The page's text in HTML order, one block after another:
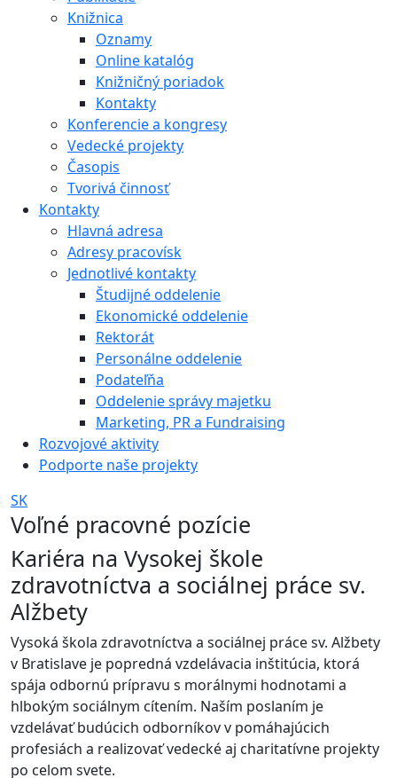
Knižnica
Oznamy
Online katalóg
Knižničný poriadok
Kontakty
Konferencie a kongresy
Vedecké projekty
Časopis
Tvorivá činnosť
Kontakty
Hlavná adresa
Adresy pracovísk
Jednotlivé kontakty
Študijné oddelenie
Ekonomické oddelenie
Rektorát
Personálne oddelenie
Podateľňa
Oddelenie správy majetku
Marketing, PR a Fundraising
Rozvojové aktivity
Podporte naše projekty
SK
Voľné pracovné pozície
Kariéra na Vysokej škole
zdravotníctva a sociálnej práce sv.
Alžbety
Vysoká škola zdravotníctva a sociálnej práce sv. Alžbety
v Bratislave je popredná vzdelávacia inštitúcia, ktorá
spája odbornú prípravu s morálnymi hodnotami a
hlbokým sociálnym cítením. Naším poslaním je
vzdelávať budúcich odborníkov v pomáhajúcich
profesiách a realizovať vedecké aj charitatívne projekty
po celom svete.